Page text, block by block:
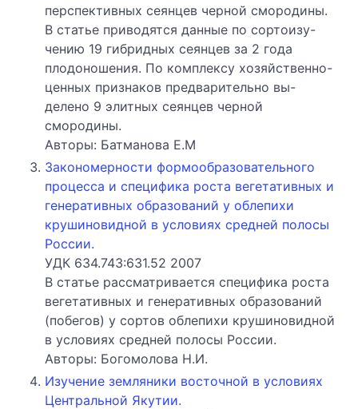
перспективных сеянцев черной смородины.
В статье приводятся данные по сортоизу-
чению 19 гибридных сеянцев за 2 года
плодоношения. По комплексу хозяйственно-
ценных признаков предварительно вы-
делено 9 элитных сеянцев черной
смородины.
Авторы: Батманова Е.М
Закономерности формообразовательного
процесса и специфика роста вегетативных и
генеративных образований у облепихи
крушиновидной в условиях средней полосы
России.
УДК 634.743:631.52 2007
В статье рассматривается специфика роста
вегетативных и генеративных образований
(побегов) у сортов облепихи крушиновидной
в условиях средней полосы России.
Авторы: Богомолова Н.И.
Изучение земляники восточной в условиях
Центральной Якутии.